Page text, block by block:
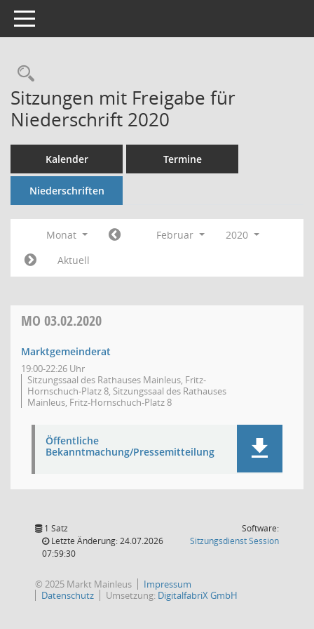
Toggle navigation
Rechercheauswahl
Sitzungen mit Freigabe für
Niederschrift 2020
Kalender Termine
Niederschriften
Monat Februar
2020
Aktuell
MO 03.02.2020
Marktgemeinderat
19:00-22:26 Uhr
Sitzungssaal des Rathauses Mainleus, Fritz-
Hornschuch-Platz 8, Sitzungssaal des Rathauses
Mainleus, Fritz-Hornschuch-Platz 8
Öffentliche
Bekanntmachung/Pressemitteilung
1 Satz
Letzte Änderung: 24.07.2026
07:59:30
Software:
SitzungsdienstSession(Wird in
© 2025 Markt Mainleus
Impressum
Datenschutz
Umsetzung: DigitalfabriX GmbH